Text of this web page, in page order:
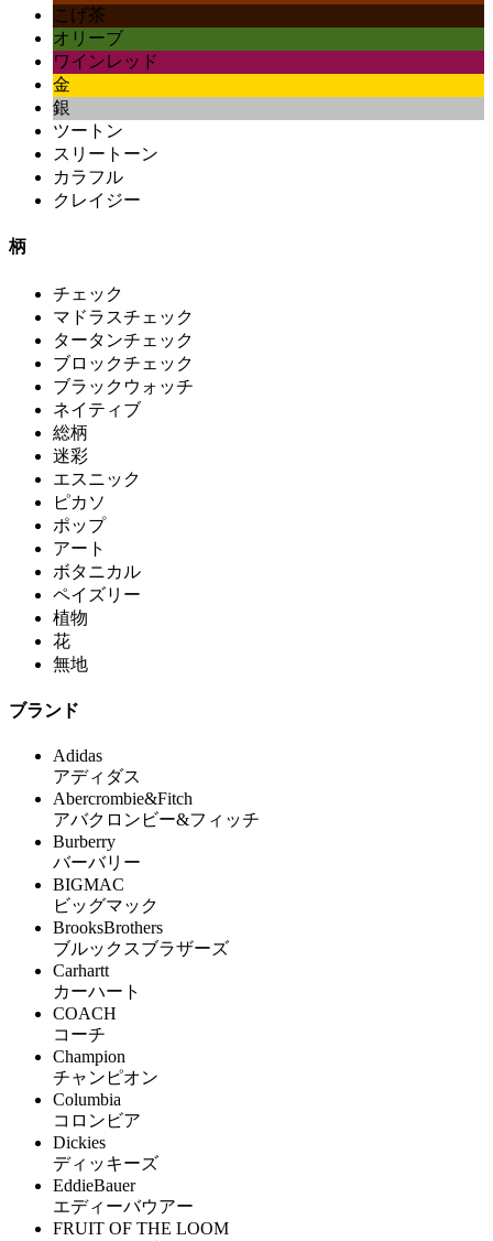
こげ茶
オリーブ
ワインレッド
金
銀
ツートン
スリートーン
カラフル
クレイジー
柄
チェック
マドラスチェック
タータンチェック
ブロックチェック
ブラックウォッチ
ネイティブ
総柄
迷彩
エスニック
ピカソ
ポップ
アート
ボタニカル
ペイズリー
植物
花
無地
ブランド
Adidas
アディダス
Abercrombie&Fitch
アバクロンビー&フィッチ
Burberry
バーバリー
BIGMAC
ビッグマック
BrooksBrothers
ブルックスブラザーズ
Carhartt
カーハート
COACH
コーチ
Champion
チャンピオン
Columbia
コロンビア
Dickies
ディッキーズ
EddieBauer
エディーバウアー
FRUIT OF THE LOOM